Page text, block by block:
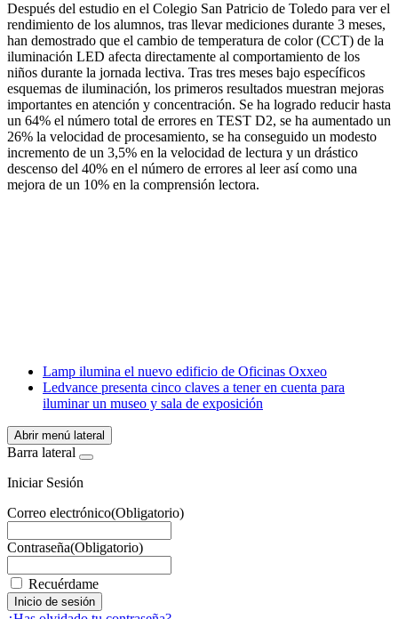
Después del estudio en el Colegio San Patricio de Toledo para ver el
rendimiento de los alumnos, tras llevar mediciones durante 3 meses,
han demostrado que el cambio de temperatura de color (CCT) de la
iluminación LED afecta directamente al comportamiento de los
niños durante la jornada lectiva. Tras tres meses bajo específicos
esquemas de iluminación, los primeros resultados muestran mejoras
importantes en atención y concentración. Se ha logrado reducir hasta
un 64% el número total de errores en TEST D2, se ha aumentado un
26% la velocidad de procesamiento, se ha conseguido un modesto
incremento de un 3,5% en la velocidad de lectura y un drástico
descenso del 40% en el número de errores al leer así como una
mejora de un 10% en la comprensión lectora.
WhatsApp
Lamp ilumina el nuevo edificio de Oficinas Oxxeo
Ledvance presenta cinco claves a tener en cuenta para
iluminar un museo y sala de exposición
Abrir menú lateral
Barra lateral
Iniciar Sesión
Correo electrónico(Obligatorio)
Contraseña(Obligatorio)
Recuérdame